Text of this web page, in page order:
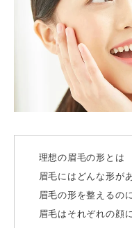
理想の眉毛の形とは
眉毛にはどんな形が
眉毛の形を整えるの
眉毛はそれぞれの顔